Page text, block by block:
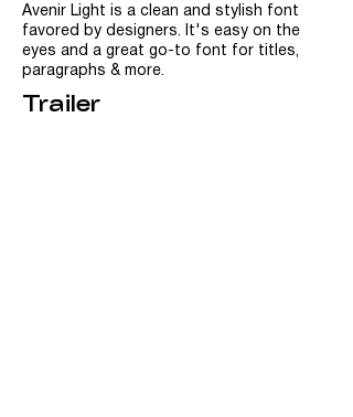
Avenir Light is a clean and stylish font
favored by designers. It's easy on the
eyes and a great go-to font for titles,
paragraphs & more.
Trailer